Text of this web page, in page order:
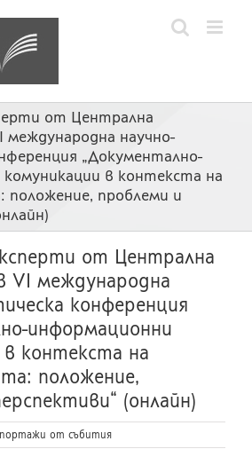
от Централна
международна научно-
„Документално-
в контекста на
положение, проблеми и
от Централна
VI международна
конференция
информационни
контекста на
положение,
(онлайн)
от събития